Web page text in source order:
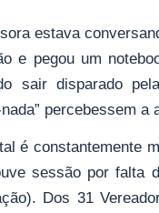
estava
e pegou um
sair disparado
percebessem a
é constantemente
sessão por falta
Dos 31